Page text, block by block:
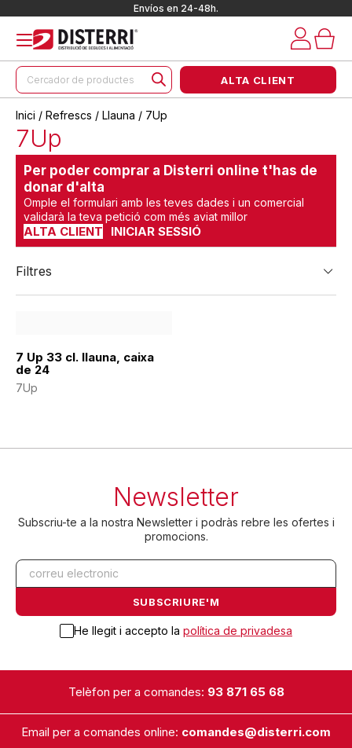
Envíos en 24-48h.
Products
search
ALTA CLIENT
Inici / Refrescs / Llauna / 7Up
7Up
Per poder comprar a Disterri online t'has de
donar d'alta
Omple el formulari amb les teves dades i un comercial
validarà la teva petició com més aviat millor
ALTA CLIENT INICIAR SESSIÓ
Filtres
7 Up 33 cl. llauna, caixa
de 24
7Up
Newsletter
Subscriu-te a la nostra Newsletter i podràs rebre les ofertes i
promocions.
He llegit i accepto la política de privadesa
Telèfon per a comandes: 93 871 65 68
Email per a comandes online: comandes@disterri.com